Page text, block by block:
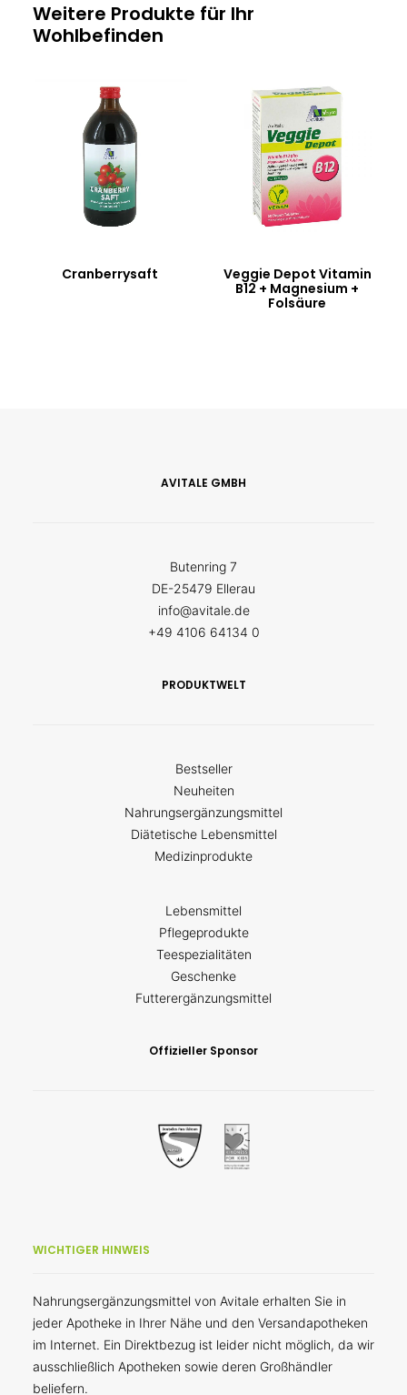
Weitere Produkte für Ihr
Wohlbefinden
Cranberrysaft
Veggie Depot Vitamin
B12 + Magnesium +
Folsäure
AVITALE GMBH
Butenring 7
DE-25479 Ellerau
info@avitale.de
+49 4106 64134 0
PRODUKTWELT
Bestseller
Neuheiten
Nahrungsergänzungsmittel
Diätetische Lebensmittel
Medizinprodukte
Lebensmittel
Pflegeprodukte
Teespezialitäten
Geschenke
Futterergänzungsmittel
Offizieller Sponsor
WICHTIGER HINWEIS
Nahrungsergänzungsmittel von Avitale erhalten Sie in
jeder Apotheke in Ihrer Nähe und den Versandapotheken
im Internet. Ein Direktbezug ist leider nicht möglich, da wir
ausschließlich Apotheken sowie deren Großhändler
beliefern.